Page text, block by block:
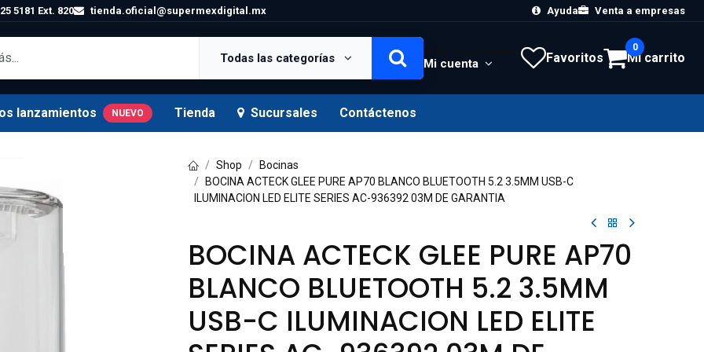
5181 Ext. 820 tienda.oficial@supermexdigital.mx Ayuda Venta a empresas
Todas las categorías Mi cuenta Favoritos Mi carrito
0
lanzamientos NUEVO Tienda Sucursales Contáctenos
Shop
Bocinas
BOCINA ACTECK GLEE PURE AP70 BLANCO BLUETOOTH 5.2 3.5MM USB-C
ILUMINACION LED ELITE SERIES AC-936392 03M DE GARANTIA
BOCINA ACTECK GLEE PURE AP70
BLANCO BLUETOOTH 5.2 3.5MM
USB-C ILUMINACION LED ELITE